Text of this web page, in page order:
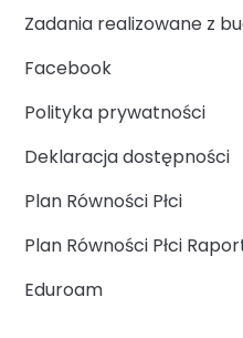
Zadania realizowane z
Facebook
Polityka prywatności
Deklaracja dostępności
Plan Równości Płci
Plan Równości Płci
Eduroam